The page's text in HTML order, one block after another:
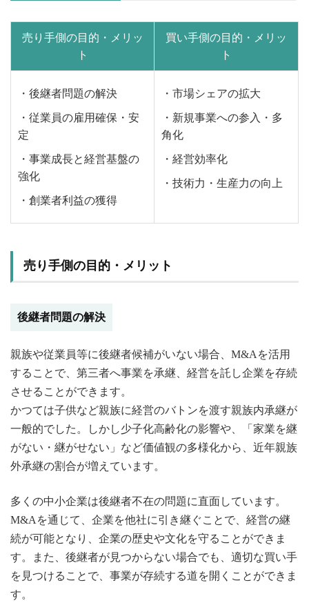
売り手側の目的・メリッ
ト
買い手側の目的・メリッ
ト
・後継者問題の解決
・従業員の雇用確保・安
定
・事業成長と経営基盤の
強化
・創業者利益の獲得
・市場シェアの拡大
・新規事業への参入・多
角化
・経営効率化
・技術力・生産力の向上
売り手側の目的・メリット
後継者問題の解決
親族や従業員等に後継者候補がいない場合、M&Aを活用
することで、第三者へ事業を承継、経営を託し企業を存続
させることができます。
かつては子供など親族に経営のバトンを渡す親族内承継が
一般的でした。しかし少子化高齢化の影響や、「家業を継
がない・継がせない」など価値観の多様化から、近年親族
外承継の割合が増えています。
多くの中小企業は後継者不在の問題に直面しています。
M&Aを通じて、企業を他社に引き継ぐことで、経営の継
続が可能となり、企業の歴史や文化を守ることができま
す。また、後継者が見つからない場合でも、適切な買い手
を見つけることで、事業が存続する道を開くことができま
す。